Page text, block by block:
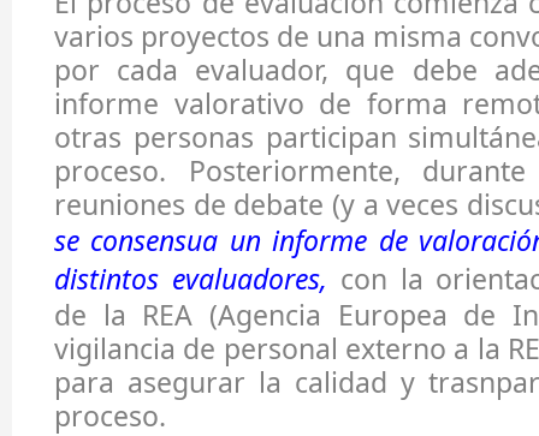
varios proyectos de una misma
por cada evaluador, que debe
informe valorativo de forma
otras personas participan
proceso. Posteriormente,
reuniones de debate (y a veces
se consensua un informe de
distintos evaluadores, con la
de la REA (Agencia Europea de
vigilancia de personal externo a la
para asegurar la calidad y
proceso.